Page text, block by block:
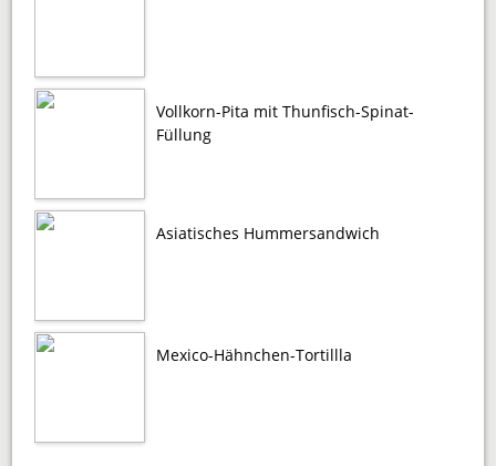
Vollkorn-Pita mit Thunfisch-Spinat-
Füllung
Asiatisches Hummersandwich
Mexico-Hähnchen-Tortillla